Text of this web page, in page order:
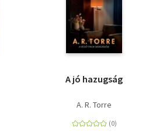
A jó hazugság
A. R. Torre